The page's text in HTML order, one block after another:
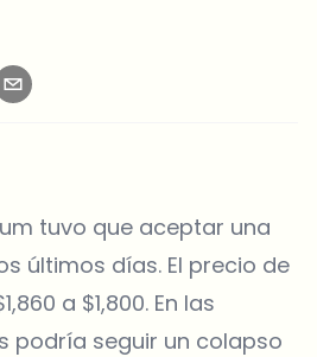
tuvo que aceptar una
últimos días. El precio de
a $1,800. En las
podría seguir un colapso